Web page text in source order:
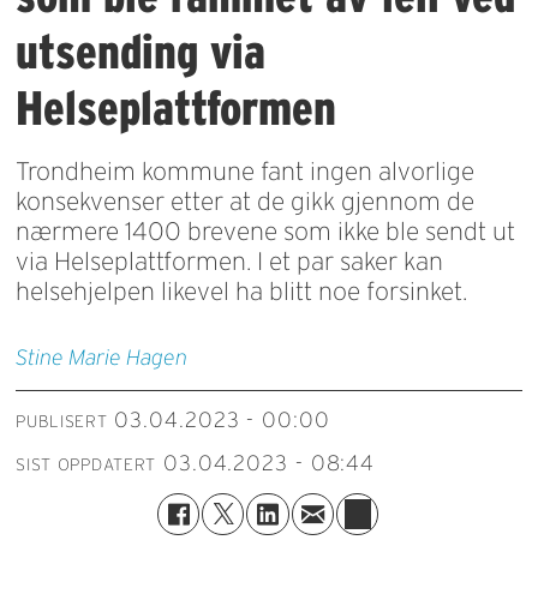
utsending via
Helseplattformen
Trondheim kommune fant ingen alvorlige
konsekvenser etter at de gikk gjennom de
nærmere 1400 brevene som ikke ble sendt ut
via Helseplattformen. I et par saker kan
helsehjelpen likevel ha blitt noe forsinket.
Stine Marie Hagen
PUBLISERT 03.04.2023 - 00:00
SIST OPPDATERT 03.04.2023 - 08:44